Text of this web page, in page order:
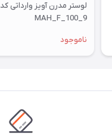
لوستر مدرن آویز وارداتی کد
MAH_F_100_9
ناموجود